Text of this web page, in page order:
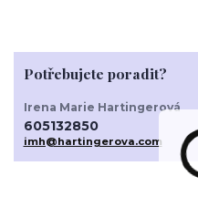
Potřebujete poradit?
Irena Marie Hartingerová
605132850
imh@hartingerova.com